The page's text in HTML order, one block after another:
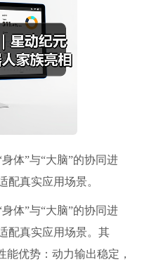
体”与“大脑”的协同进
配真实应用场景。
体”与“大脑”的协同进
配真实应用场景。其
能优势：动力输出稳定，